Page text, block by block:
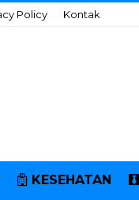
Policy Kontak
KESEHATAN